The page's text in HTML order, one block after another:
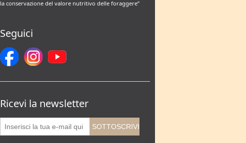
la conservazione del valore nutritivo delle foraggere”
Seguici
Ricevi la newsletter